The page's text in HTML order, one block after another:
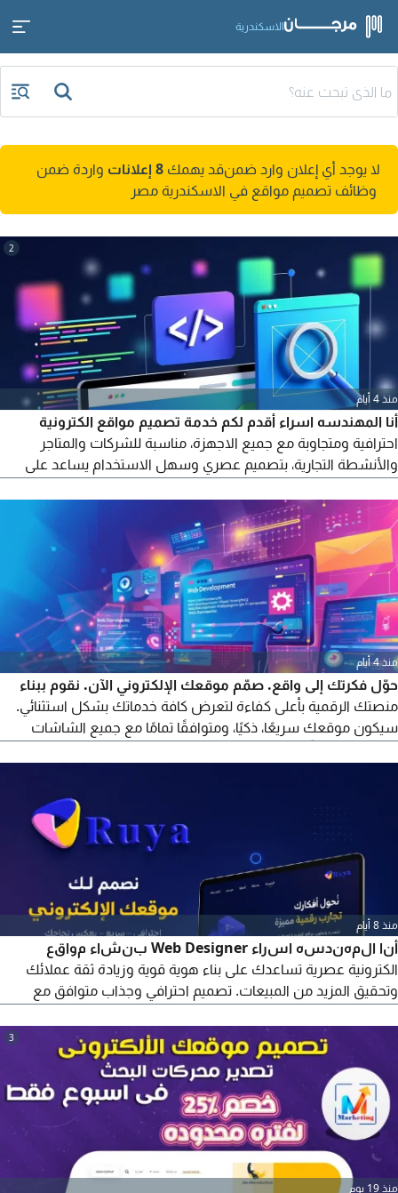
الاسكندرية
لا يوجد أي إعلان وارد ضمنقد يهمك 8 إعلانات
واردة ضمن
وظائف تصميم مواقع في الاسكندرية مصر
2
منذ 4 أيام
أنا المهندسه اسراء أقدم لكم خدمة تصميم مواقع الكترونية
احترافية ومتجاوبة مع جميع الاجهزة، مناسبة للشركات والمتاجر
والأنشطة التجارية، بتصميم عصري وسهل الاستخدام يساعد على
منذ 4 أيام
حوّل فكرتك إلى واقع. صمّم موقعك الإلكتروني الآن. نقوم ببناء
منصتك الرقمية بأعلى كفاءة لتعرض كافة خدماتك بشكل استثنائي.
سيكون موقعك سريعًا، ذكيًا، ومتوافقًا تمامًا مع جميع الشاشات
منذ 8 أيام
أنا المهندسه اسراء Web Designer بنشاء مواقع
الكترونية عصرية تساعدك على بناء هوية قوية وزيادة ثقة عملائك
وتحقيق المزيد من المبيعات. تصميم احترافي وجذاب متوافق مع
مع محركات البحث (SEO) ابدأ رحلتك الرقمية الآن واجعل مشروعك
متاحا لعملائك في أي وقت ومن أي مكان. تواصل معنا الآن
3
منذ 19 يوم